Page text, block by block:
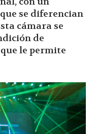
se diferencian
cámara se
de
le permite